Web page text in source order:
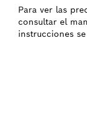
Para ver las
consultar el
instrucciones